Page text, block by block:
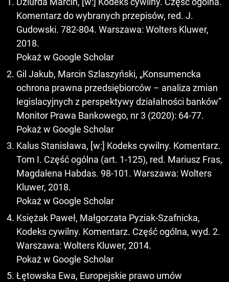
Komentarz do wybranych przepisów, red. J.
Gudowski. 782-804. Warszawa: Wolters Kluwer,
2018.
Pokaż w Google Scholar
Gil Jakub, Marcin Szlaszyński, „Konsumencka
ochrona prawna przedsiębiorców – analiza zmian
legislacyjnych z perspektywy działalności banków”
Monitor Prawa Bankowego, nr 3 (2020): 64-77.
Pokaż w Google Scholar
Kalus Stanisława, [w:] Kodeks cywilny. Komentarz.
Tom I. Część ogólna (art. 1-125), red. Mariusz Fras,
Magdalena Habdas. 98-101. Warszawa: Wolters
Kluwer, 2018.
Pokaż w Google Scholar
Księżak Paweł, Małgorzata Pyziak-Szafnicka,
Kodeks cywilny. Komentarz. Część ogólna, wyd. 2.
Warszawa: Wolters Kluwer, 2014.
Pokaż w Google Scholar
Łętowska Ewa, Europejskie prawo umów